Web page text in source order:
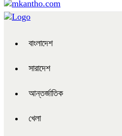
বাংলাদেশ
সারাদেশ
আন্তর্জাতিক
খেলা